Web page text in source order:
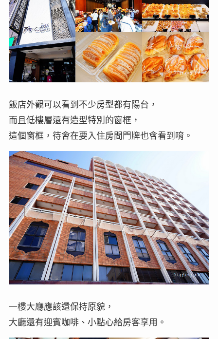
飯店外觀可以看到不少房型都有陽台，
而且低樓層還有造型特別的窗框，
這個窗框，待會在要入住房間門牌也會看到唷。
一樓大廳應該還保持原貌，
大廳還有迎賓咖啡、小點心給房客享用。